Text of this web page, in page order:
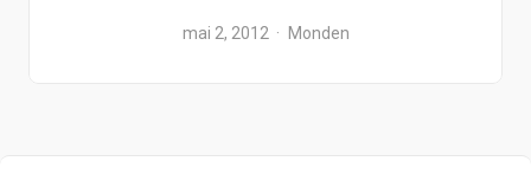
mai 2, 2012 Monden